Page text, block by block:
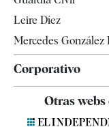
Leire Díez
Mercedes González
Corporativo
Otras webs